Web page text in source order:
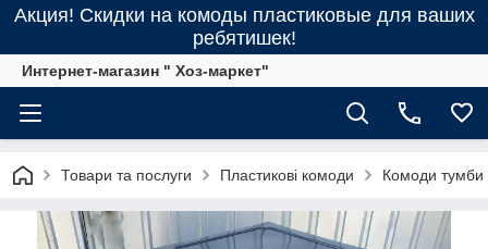
Акция! Скидки на комоды пластиковые для ваших
ребятишек!
Интернет-магазин " Хоз-маркет"
Товари та послуги Пластикові комоди Комоди тумби